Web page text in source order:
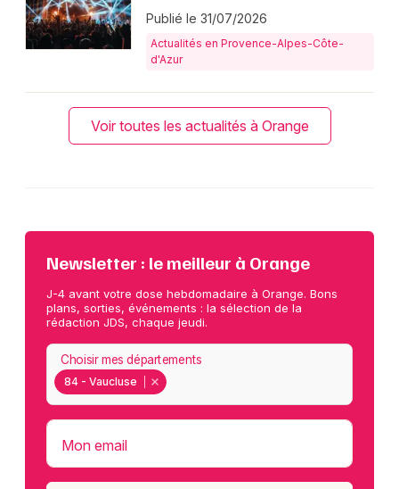
Publié le 31/07/2026
Actualités en Provence-Alpes-Côte-
d'Azur
Voir toutes les actualités à Orange
Newsletter : le meilleur à Orange
J-4 avant votre dose hebdomadaire à Orange. Bons
plans, sorties, événements : la sélection de la
rédaction JDS, chaque jeudi.
84 - Vaucluse
Choisir mes départements
Mon email